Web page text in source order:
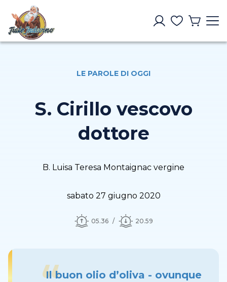
LE PAROLE DI OGGI
S. Cirillo vescovo
dottore
B. Luisa Teresa Montaignac vergine
sabato 27 giugno 2020
05.36 20.59
Il buon olio d’oliva - ovunque